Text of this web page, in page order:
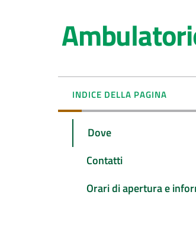
INDICE DELLA PAGINA
Dove
Contatti
Orari di apertura e